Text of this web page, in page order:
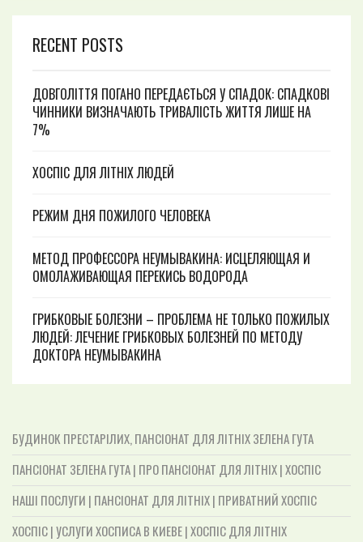
RECENT POSTS
ДОВГОЛІТТЯ ПОГАНО ПЕРЕДАЄТЬСЯ У СПАДОК: СПАДКОВІ
ЧИННИКИ ВИЗНАЧАЮТЬ ТРИВАЛІСТЬ ЖИТТЯ ЛИШЕ НА
7%
ХОСПІС ДЛЯ ЛІТНІХ ЛЮДЕЙ
РЕЖИМ ДНЯ ПОЖИЛОГО ЧЕЛОВЕКА
МЕТОД ПРОФЕССОРА НЕУМЫВАКИНА: ИСЦЕЛЯЮЩАЯ И
ОМОЛАЖИВАЮЩАЯ ПЕРЕКИСЬ ВОДОРОДА
ГРИБКОВЫЕ БОЛЕЗНИ – ПРОБЛЕМА НЕ ТОЛЬКО ПОЖИЛЫХ
ЛЮДЕЙ: ЛЕЧЕНИЕ ГРИБКОВЫХ БОЛЕЗНЕЙ ПО МЕТОДУ
ДОКТОРА НЕУМЫВАКИНА
БУДИНОК ПРЕСТАРІЛИХ, ПАНСІОНАТ ДЛЯ ЛІТНІХ ЗЕЛЕНА ГУТА
ПАНСІОНАТ ЗЕЛЕНА ГУТА | ПРО ПАНСІОНАТ ДЛЯ ЛІТНІХ | ХОСПІС
НАШІ ПОСЛУГИ | ПАНСІОНАТ ДЛЯ ЛІТНІХ | ПРИВАТНИЙ ХОСПІС
ХОСПІС | УСЛУГИ ХОСПИСА В КИЕВЕ | ХОСПІС ДЛЯ ЛІТНІХ